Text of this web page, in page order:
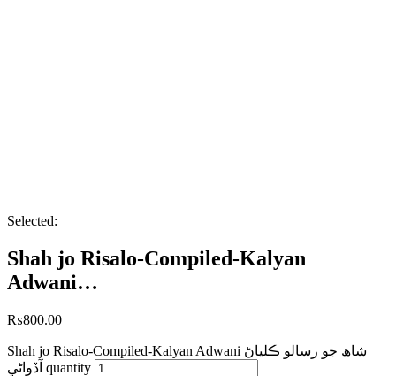
Selected:
Shah jo Risalo-Compiled-Kalyan
Adwani…
₨800.00
Shah jo Risalo-Compiled-Kalyan Adwani شاھ جو رسالو ڪلياڻ
آڏواڻي quantity